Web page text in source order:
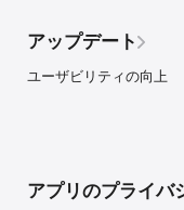
アップデート
ユーザビリティの向上
アプリのプライバ